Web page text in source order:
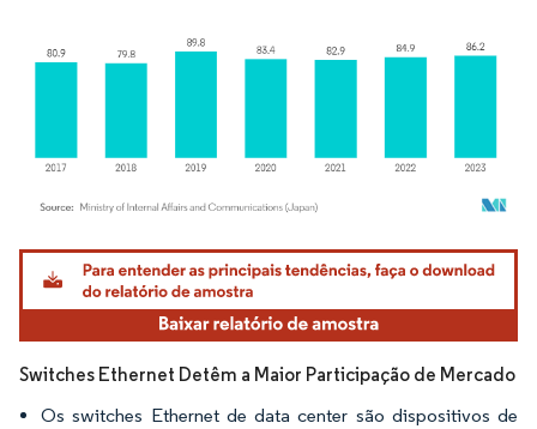
Imagem © Mordor Intelligence. O reuso requer atribuição conforme CC BY 4.0.
Switches Ethernet Detêm a Maior Participação de Mercado
Os switches Ethernet de data center são dispositivos de